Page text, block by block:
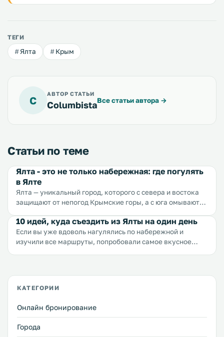
ТЕГИ
Ялта Крым
C
АВТОР СТАТЬИ
ColumbistaВсе статьи автора →
Статьи по теме
Ялта - это не только набережная: где погулять
в Ялте
Ялта — уникальный город, которого с севера и востока
защищают от непогод Крымские горы, а с юга омывают
климатом, практически всегда прекрасной погодой,
массой потрясающих природных и архитектурных
достопримечательностей, ароматными винами, богатой
Массандровского, бутылка вина с Массандровского
у людей, что они видели в самой Ялте — говорят: пляж,
рядам.
10 идей, куда съездить из Ялты на один день
Если вы уже вдоволь нагулялись по набережной и
изучили все маршруты, попробовали самое вкусное
КАТЕГОРИИ
Онлайн бронирование
Города